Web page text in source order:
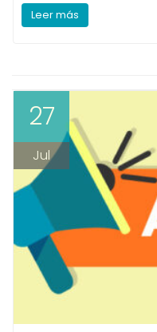
Leer más
27
Jul